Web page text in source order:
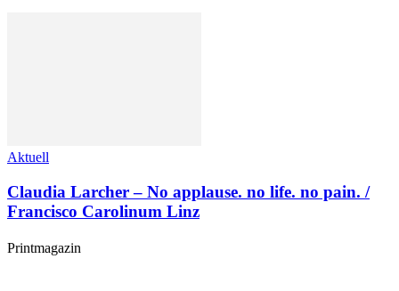
Aktuell
Claudia Larcher – No applause. no life. no pain. /
Francisco Carolinum Linz
Printmagazin